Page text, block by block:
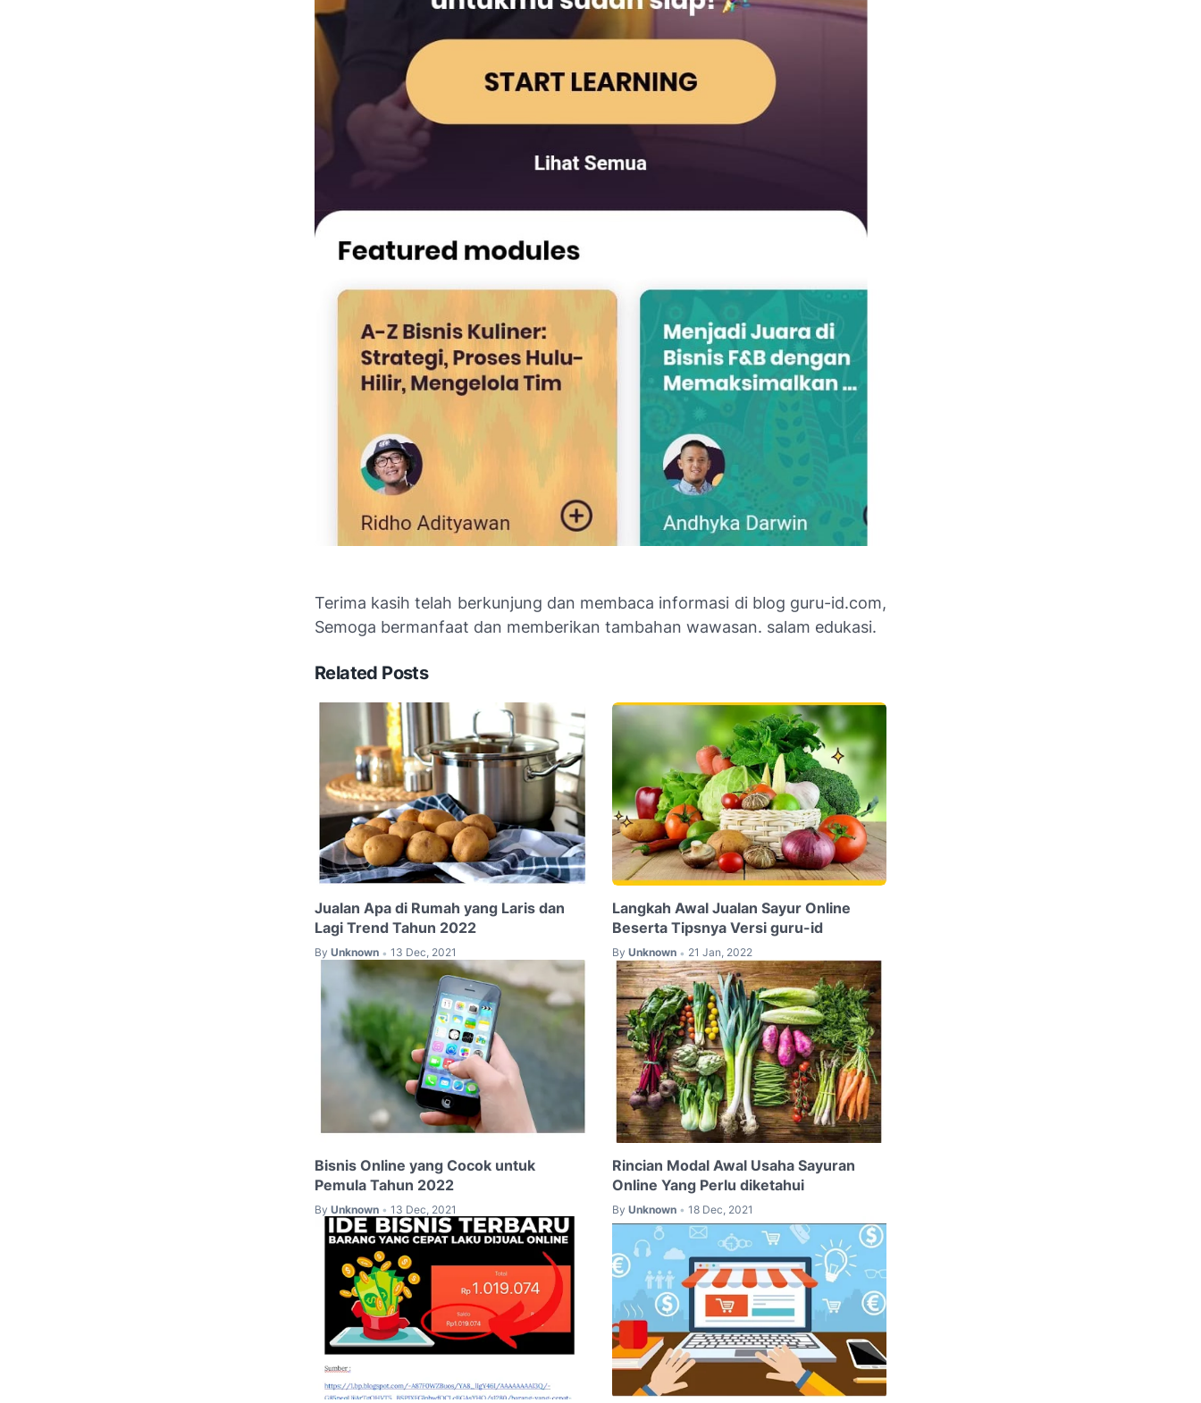
Terima kasih telah berkunjung dan membaca informasi di blog guru-id.com,
Semoga bermanfaat dan memberikan tambahan wawasan. salam edukasi.
Related Posts
Jualan Apa di Rumah yang Laris dan
Lagi Trend Tahun 2022
By Unknown • 13 Dec, 2021
Langkah Awal Jualan Sayur Online
Beserta Tipsnya Versi guru-id
By Unknown • 21 Jan, 2022
Bisnis Online yang Cocok untuk
Pemula Tahun 2022
By Unknown • 13 Dec, 2021
Rincian Modal Awal Usaha Sayuran
Online Yang Perlu diketahui
By Unknown • 18 Dec, 2021